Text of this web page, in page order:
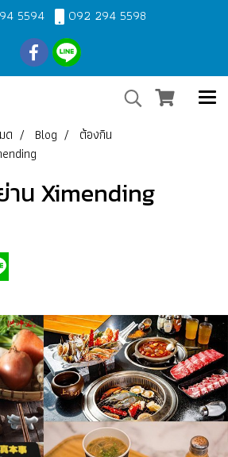
5594 092 294 5598
ด Blog
ต้องกิน
าน Ximending